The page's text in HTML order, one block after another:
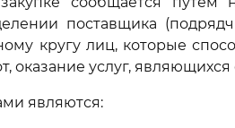
поставщика
кругу лиц, которые
оказание услуг, являющихся
являются: